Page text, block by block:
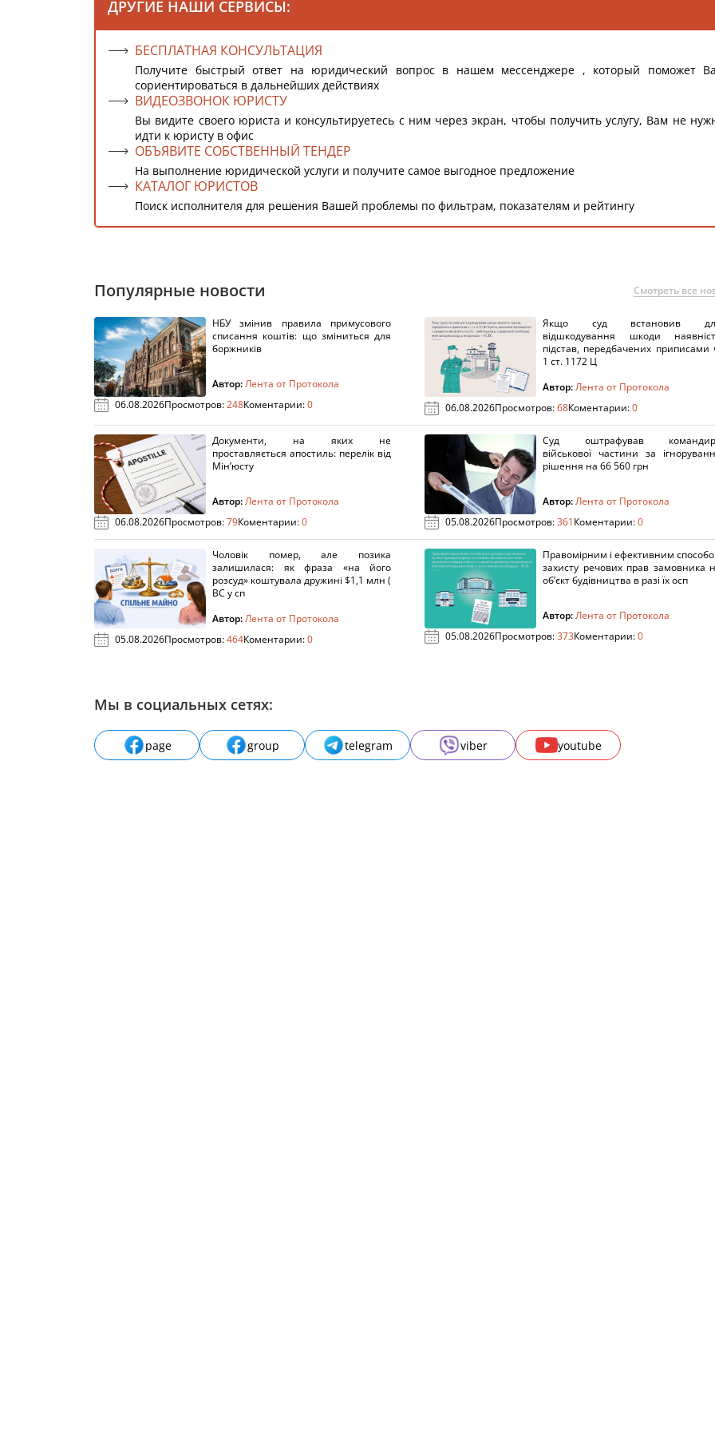
ДРУГИЕ НАШИ СЕРВИСЫ:
БЕСПЛАТНАЯ КОНСУЛЬТАЦИЯ
Получите быстрый ответ на юридический вопрос в нашем мессенджере , который поможет
сориентироваться в дальнейших действиях
ВИДЕОЗВОНОК ЮРИСТУ
Вы видите своего юриста и консультируетесь с ним через экран, чтобы получить услугу, Вам не
идти к юристу в офис
ОБЪЯВИТЕ СОБСТВЕННЫЙ ТЕНДЕР
На выполнение юридической услуги и получите самое выгодное предложение
КАТАЛОГ ЮРИСТОВ
Поиск исполнителя для решения Вашей проблемы по фильтрам, показателям и рейтингу
Популярные новости Смотреть все
НБУ змінив правила примусового
списання коштів: що зміниться для
боржників
Автор:Лента от Протокола
06.08.2026Просмотров:248Коментарии:0
Якщо суд встановив
відшкодування шкоди
підстав, передбачених приписами
1 ст. 1172 Ц
Автор:Лента от Протокола
06.08.2026Просмотров:68Коментарии:0
Документи, на яких не
проставляється апостиль: перелік від
Мін’юсту
Автор:Лента от Протокола
06.08.2026Просмотров:79Коментарии:0
Суд оштрафував
військової частини за
рішення на 66 560 грн
Автор:Лента от Протокола
05.08.2026Просмотров:361Коментарии:0
Чоловік помер, але позика
залишилася: як фраза «на його
розсуд» коштувала дружині $1,1 млн (
ВС у сп
Автор:Лента от Протокола
05.08.2026Просмотров:464Коментарии:0
Правомірним і ефективним
захисту речових прав замовника
об’єкт будівництва в разі їх осп
Автор:Лента от Протокола
05.08.2026Просмотров:373Коментарии:0
Мы в социальных сетях:
page group telegram viber youtube